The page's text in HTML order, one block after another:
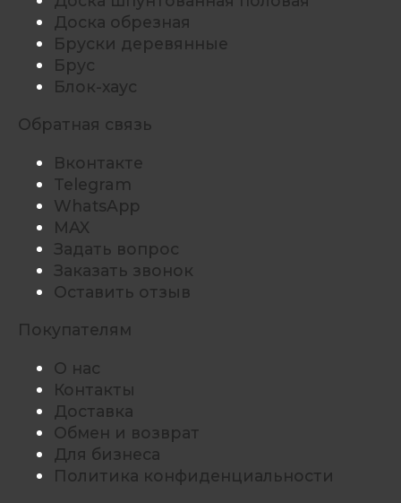
Доска обрезная
Бруски деревянные
Брус
Блок-хаус
Обратная связь
Вконтакте
Telegram
WhatsApp
MAX
Задать вопрос
Заказать звонок
Оставить отзыв
Покупателям
О нас
Контакты
Доставка
Обмен и возврат
Для бизнеса
Политика конфиденциальности